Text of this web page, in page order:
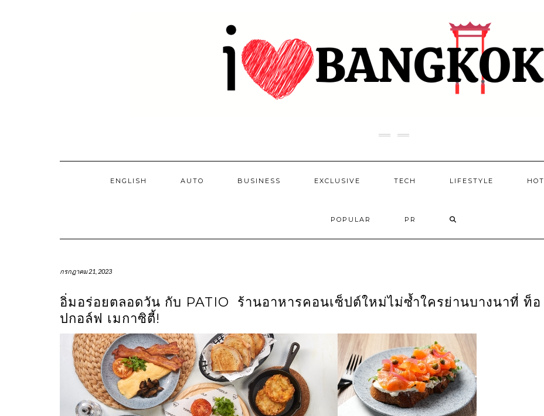
ENGLISH AUTO BUSINESS EXCLUSIVE TECH LIFESTYLE
POPULAR PR
กรกฎาคม 21, 2023
อิ่มอร่อยตลอดวัน กับ PATIO ร้านอาหารคอนเซ็ปต์ใหม่ไม่ซ้ำใครย่านบางนาที่ ท็อ
ปกอล์ฟ เมกาซิตี้!